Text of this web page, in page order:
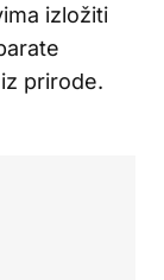
izložiti
prirode.